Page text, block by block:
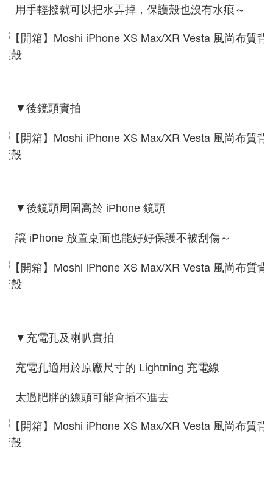
用手輕撥就可以把水弄掉，保護殼也沒有水痕～
▼後鏡頭實拍
▼後鏡頭周圍高於 iPhone 鏡頭
讓 iPhone 放置桌面也能好好保護不被刮傷～
▼充電孔及喇叭實拍
充電孔適用於原廠尺寸的 Lightning 充電線
太過肥胖的線頭可能會插不進去